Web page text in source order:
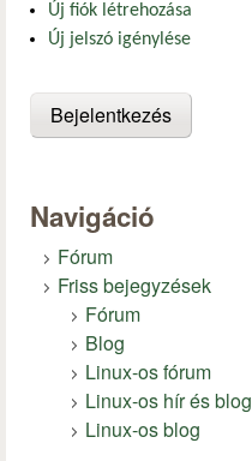
Új fiók létrehozása
Új jelszó igénylése
Navigáció
Fórum
Friss bejegyzések
Fórum
Blog
Linux-os fórum
Linux-os hír és blog
Linux-os blog